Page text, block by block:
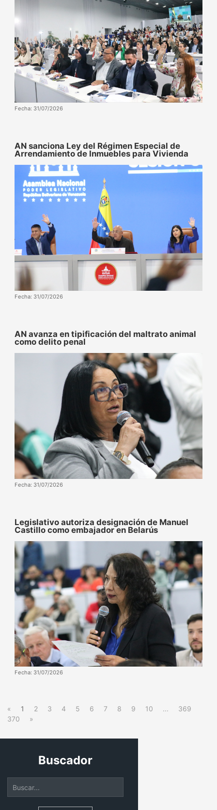
Fecha: 31/07/2026
AN sanciona Ley del Régimen Especial de
Arrendamiento de Inmuebles para Vivienda
Fecha: 31/07/2026
AN avanza en tipificación del maltrato animal
como delito penal
Fecha: 31/07/2026
‌‎Legislativo autoriza designación de Manuel
Castillo como embajador en Belarús
Fecha: 31/07/2026
« 1 2 3 4 5 6 7 8 9 10 ...
369
370
»
Buscador